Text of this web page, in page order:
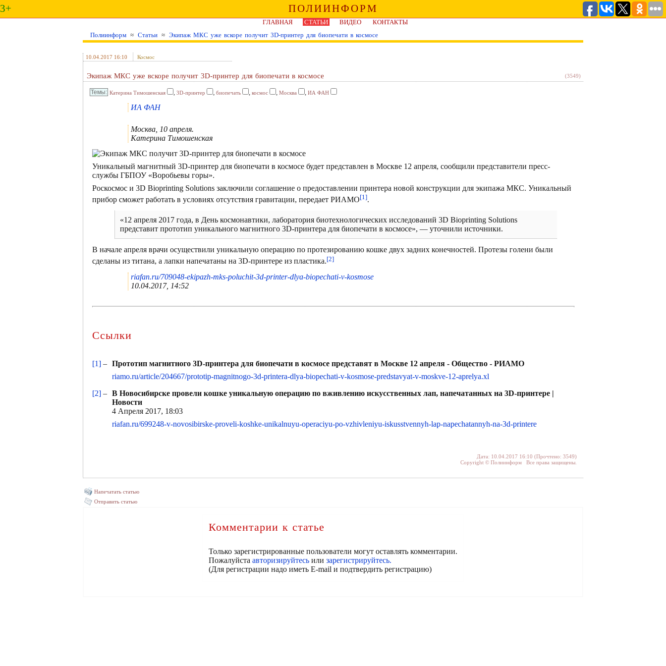
3+ ПОЛИИНФОРМ
ГЛАВНАЯ СТАТЬИ ВИДЕО
КОНТАКТЫ
Полиинформ ≈ Статьи ≈ Экипаж МКС уже вскоре получит 3D-принтер для биопечати в космосе
10.04.2017 16:10 Космос
Экипаж МКС уже вскоре получит 3D-принтер для биопечати в космосе (3549)
Катерина Тимошенская , 3D-принтер , биопечать , космос , Москва , ИА ФАН
ИА ФАН
Москва, 10 апреля.
Катерина Тимошенская
Уникальный магнитный 3D-принтер для биопечати в космосе будет представлен в Москве 12 апреля, сообщили представители пресс-
службы ГБПОУ «Воробьевы горы».
Роскосмос и 3D Bioprinting Solutions заключили соглашение о предоставлении принтера новой конструкции для экипажа МКС. Уникальный
прибор сможет работать в условиях отсутствия гравитации, передает РИАМО[1].
«12 апреля 2017 года, в День космонавтики, лаборатория биотехнологических исследований 3D Bioprinting Solutions
представит прототип уникального магнитного 3D-принтера для биопечати в космосе», — уточнили источники.
В начале апреля врачи осуществили уникальную операцию по протезированию кошке двух задних конечностей. Протезы голени были
сделаны из титана, а лапки напечатаны на 3D-принтере из пластика.[2]
riafan.ru/709048-ekipazh-mks-poluchit-3d-printer-dlya-biopechati-v-kosmose
10.04.2017, 14:52
Ссылки
[1] – Прототип магнитного 3D‑принтера для биопечати в космосе представят в Москве 12 апреля - Общество - РИАМО
riamo.ru/article/204667/prototip-magnitnogo-3d-printera-dlya-biopechati-v-kosmose-predstavyat-v-moskve-12-aprelya.xl
[2] – В Новосибирске провели кошке уникальную операцию по вживлению искусственных лап, напечатанных на 3D-принтере |
Новости
4 Апреля 2017, 18:03
riafan.ru/699248-v-novosibirske-proveli-koshke-unikalnuyu-operaciyu-po-vzhivleniyu-iskusstvennyh-lap-napechatannyh-na-3d-printere
Дата: 10.04.2017 16:10 (Прочтено: 3549)
Copyright © Полиинформ Все права защищены.
Напечатать статью
Отправить статью
Комментарии к статье
Только зарегистрированные пользователи могут оставлять комментарии.
Пожалуйста авторизируйтесь или зарегистрируйтесь.
(Для регистрации надо иметь E-mail и подтвердить регистрацию)